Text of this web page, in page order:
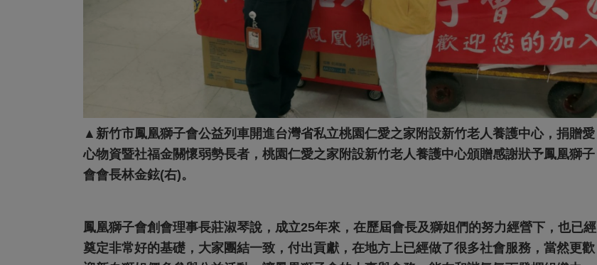
▲新竹市鳳凰獅子會公益列車開進台灣省私立桃園仁愛之家附設新竹老人養護中心，捐贈愛
心物資暨社福金關懷弱勢長者，桃園仁愛之家附設新竹老人養護中心頒贈感謝狀予鳳凰獅子
會會長林金鉉(右)。
鳳凰獅子會創會理事長莊淑琴說，成立25年來，在歷屆會長及獅姐們的努力經營下，也已經
奠定非常好的基礎，大家團結一致，付出貢獻，在地方上已經做了很多社會服務，當然更歡